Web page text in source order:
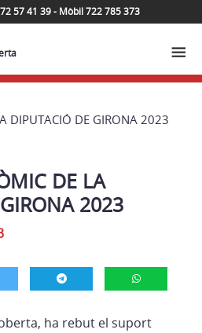
57 41 39 - Mòbil 722 785 373
DIPUTACIÓ DE GIRONA 2023
DE LA
2023
ha rebut el suport